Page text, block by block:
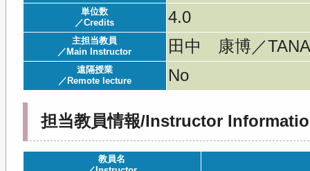
単位数
／Credits
4.0
主担当教員
／Main Instructor
田中 康博／
遠隔授業
／Remote lecture
No
担当教員情報/Instructor
教員名